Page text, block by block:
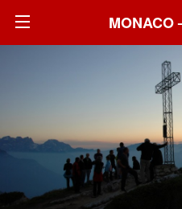
MONACO